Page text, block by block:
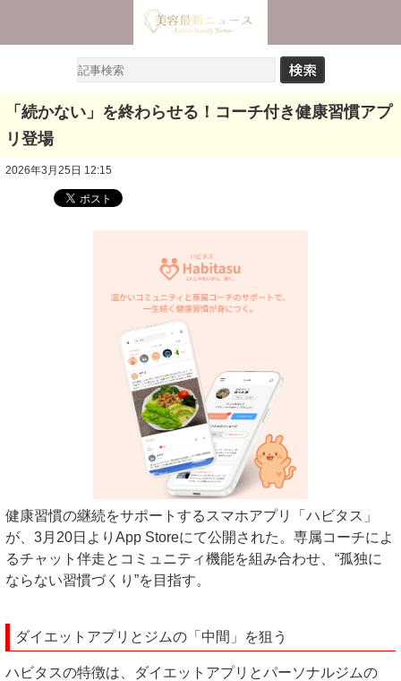
「続かない」を終わらせる！コーチ付き健康習慣アプ
リ登場
2026年3月25日 12:15
健康習慣の継続をサポートするスマホアプリ「ハビタス」
が、3月20日よりApp Storeにて公開された。専属コーチによ
るチャット伴走とコミュニティ機能を組み合わせ、“孤独に
ならない習慣づくり”を目指す。
ダイエットアプリとジムの「中間」を狙う
ハビタスの特徴は、ダイエットアプリとパーソナルジムの